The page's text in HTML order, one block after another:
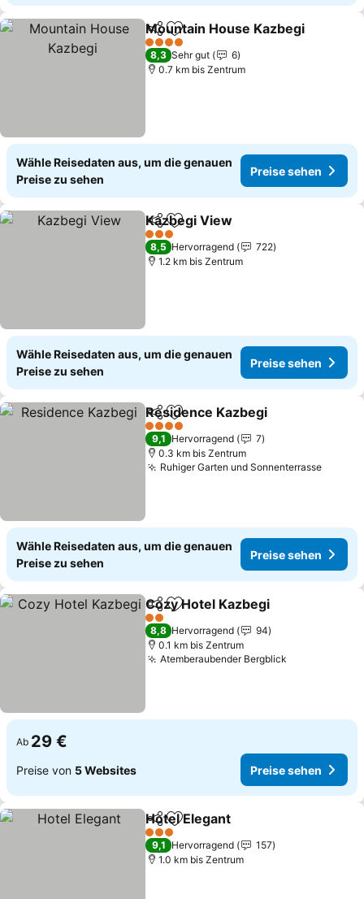
TeilenZu Favoriten hinzufügen
Mountain House Kazbegi
4 Sterne
8,3 Sehr gut
6
0.7 km bis Zentrum
Wähle Reisedaten aus, um die genauen
Preise zu sehen
Preise sehen
TeilenZu Favoriten hinzufügen
Kazbegi View
3 Sterne
8,5 Hervorragend
722
1.2 km bis Zentrum
Wähle Reisedaten aus, um die genauen
Preise zu sehen
Preise sehen
TeilenZu Favoriten hinzufügen
Residence Kazbegi
4 Sterne
9,1 Hervorragend
7
0.3 km bis Zentrum
Ruhiger Garten und Sonnenterrasse
Wähle Reisedaten aus, um die genauen
Preise zu sehen
Preise sehen
TeilenZu Favoriten hinzufügen
Cozy Hotel Kazbegi
2 Sterne
8,8 Hervorragend
94
0.1 km bis Zentrum
Atemberaubender Bergblick
Ab 29 €
Preise von 5 Websites Preise sehen
TeilenZu Favoriten hinzufügen
Hotel Elegant
3 Sterne
9,1 Hervorragend
157
1.0 km bis Zentrum